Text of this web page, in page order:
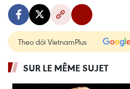
Theo dõi VietnamPlus
SUR LE MÊME SUJET